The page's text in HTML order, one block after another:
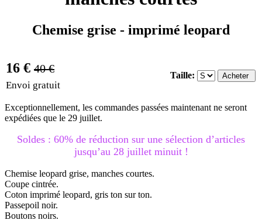
Chemise grise - imprimé leopard
16 € 40 €
Envoi gratuit
Taille:
Exceptionnellement, les commandes passées maintenant ne seront
expédiées que le 29 juillet.
Soldes : 60% de réduction sur une sélection d’articles
jusqu’au 28 juillet minuit !
Chemise leopard grise, manches courtes.
Coupe cintrée.
Coton imprimé leopard, gris ton sur ton.
Passepoil noir.
Boutons noirs.